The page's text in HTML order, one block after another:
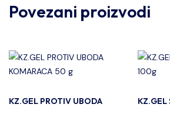
Povezani proizvodi
KZ.GEL PROTIV UBODA
KZ.GEL